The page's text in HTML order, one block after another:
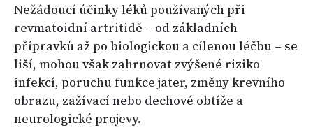
Nežádoucí účinky léků používaných při
revmatoidní artritidě – od základních
přípravků až po biologickou a cílenou léčbu – se
liší, mohou však zahrnovat zvýšené riziko
infekcí, poruchu funkce jater, změny krevního
obrazu, zažívací nebo dechové obtíže a
neurologické projevy.